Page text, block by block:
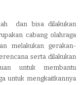
dan bisa dilakukan
cabang olahraga
melakukan gerakan-
serta dilakukan
untuk membantu
untuk mengkaitkannya